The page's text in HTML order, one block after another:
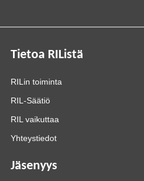
Tietoa RIListä
RILin toiminta
RIL-Säätiö
RIL vaikuttaa
Yhteystiedot
Jäsenyys